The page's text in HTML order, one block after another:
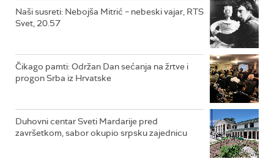
Naši susreti: Nebojša Mitrić – nebeski vajar, RTS
Svet, 20.57
Čikago pamti: Održan Dan sećanja na žrtve i
progon Srba iz Hrvatske
Duhovni centar Sveti Mardarije pred
završetkom, sabor okupio srpsku zajednicu